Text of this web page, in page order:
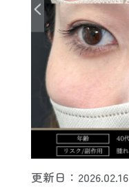
更新日：2026.02.16